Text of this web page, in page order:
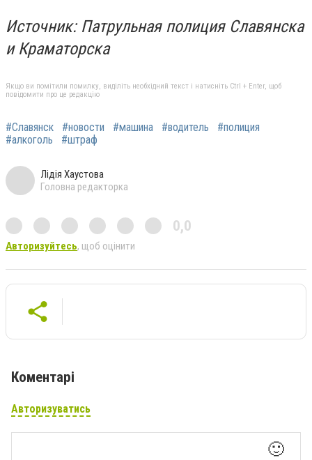
Источник: Патрульная полиция Славянска
и Краматорска
Якщо ви помітили помилку, виділіть необхідний текст і натисніть Ctrl + Enter, щоб
повідомити про це редакцію
#Славянск #новости #машина #водитель
#полиция
#алкоголь
#штраф
Лідія Хаустова
Головна редакторка
0,0
Авторизуйтесь, щоб оцінити
Коментарі
Авторизуватись
🙂